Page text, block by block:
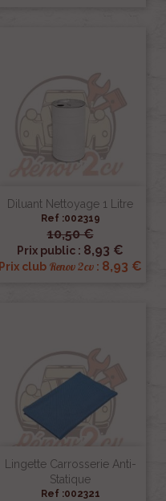
Diluant Nettoyage 1 Litre
Ref :002319
10,50 €
Prix public : 8,93 €
Prix club Renov 2cv : 8,93 €
Lingette Carrosserie Anti-
Statique
Ref :002321